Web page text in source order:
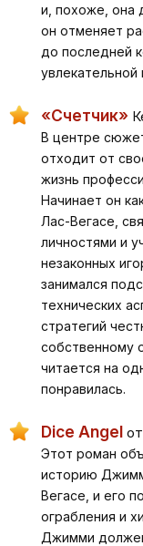
и, похоже, она
он отменяет
до последней
увлекательной
«Счетчик»
В центре
отходит от
жизнь
Начинает он
Лас-Вегасе,
личностями и
незаконных
занимался
технических
стратегий
собственному
читается на
понравилась.
Dice Angel
Этот роман
историю
Вегасе, и его
ограбления и
Джимми